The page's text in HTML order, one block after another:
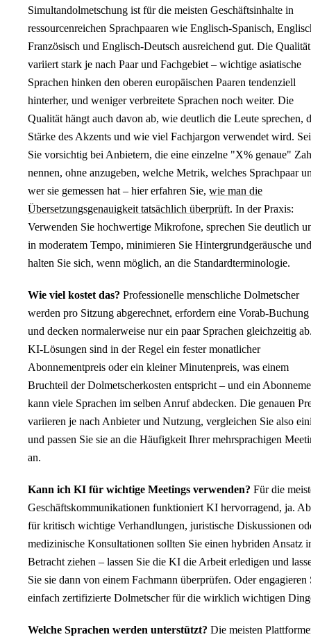
Simultandolmetschung ist für die meisten Geschäftsinhalte in
ressourcenreichen Sprachpaaren wie Englisch-Spanisch,
Französisch und Englisch-Deutsch ausreichend gut. Die Qualität
variiert stark je nach Paar und Fachgebiet – wichtige asiatische
Sprachen hinken den oberen europäischen Paaren tendenziell
hinterher, und weniger verbreitete Sprachen noch weiter. Die
Qualität hängt auch davon ab, wie deutlich die Leute sprechen,
Stärke des Akzents und wie viel Fachjargon verwendet wird.
Sie vorsichtig bei Anbietern, die eine einzelne "X% genaue"
nennen, ohne anzugeben, welche Metrik, welches Sprachpaar
wer sie gemessen hat – hier erfahren Sie, wie man die
Übersetzungsgenauigkeit tatsächlich überprüft. In der Praxis:
Verwenden Sie hochwertige Mikrofone, sprechen Sie deutlich
in moderatem Tempo, minimieren Sie Hintergrundgeräusche und
halten Sie sich, wenn möglich, an die Standardterminologie.
Wie viel kostet das? Professionelle menschliche Dolmetscher
werden pro Sitzung abgerechnet, erfordern eine Vorab-Buchung
und decken normalerweise nur ein paar Sprachen gleichzeitig
KI-Lösungen sind in der Regel ein fester monatlicher
Abonnementpreis oder ein kleiner Minutenpreis, was einem
Bruchteil der Dolmetscherkosten entspricht – und ein
kann viele Sprachen im selben Anruf abdecken. Die genauen
variieren je nach Anbieter und Nutzung, vergleichen Sie also
und passen Sie sie an die Häufigkeit Ihrer mehrsprachigen
an.
Kann ich KI für wichtige Meetings verwenden? Für die
Geschäftskommunikationen funktioniert KI hervorragend, ja.
für kritisch wichtige Verhandlungen, juristische Diskussionen
medizinische Konsultationen sollten Sie einen hybriden Ansatz
Betracht ziehen – lassen Sie die KI die Arbeit erledigen und
Sie sie dann von einem Fachmann überprüfen. Oder engagieren
einfach zertifizierte Dolmetscher für die wirklich wichtigen
Welche Sprachen werden unterstützt? Die meisten